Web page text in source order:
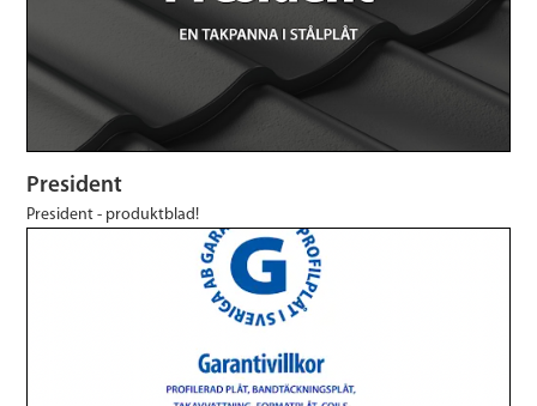
President
President - produktblad!